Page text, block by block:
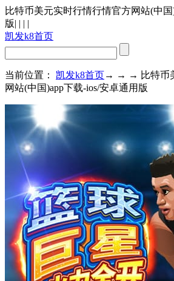
比特币美元实时行情行情官方网站(中国
版| | | |
凯发k8首页
当前位置： 凯发k8首页→ → → 比特币
网站(中国)app下载-ios/安卓通用版